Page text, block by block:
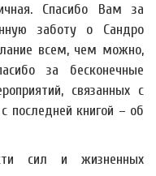
Спасибо Вам за
заботу о Сандро
всем, чем можно,
за бесконечные
связанных с
последней книгой – об
сил и жизненных